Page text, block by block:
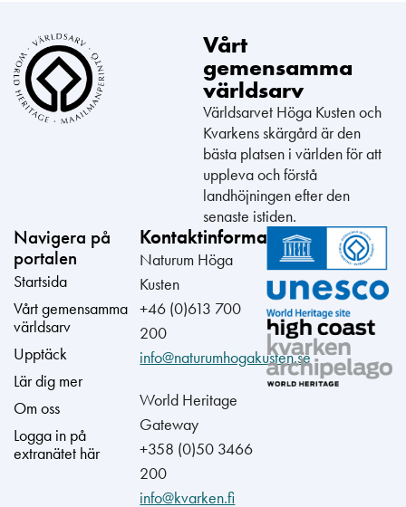
Vårt
gemensamma
världsarv
Världsarvet Höga Kusten och
Kvarkens skärgård är den
bästa platsen i världen för att
uppleva och förstå
landhöjningen efter den
senaste istiden.
Navigera på
portalen
Startsida
Vårt gemensamma
världsarv
Upptäck
Lär dig mer
Om oss
Logga in på
extranätet här
Kontaktinformation
Naturum Höga
Kusten
+46 (0)613 700
200
info@naturumhogakusten.se
World Heritage
Gateway
+358 (0)50 3466
200
info@kvarken.fi